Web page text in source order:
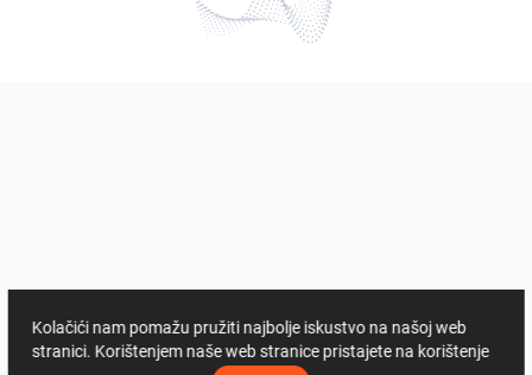
Kolačići nam pomažu pružiti najbolje iskustvo na našoj web
stranici. Korištenjem naše web stranice pristajete na korištenje